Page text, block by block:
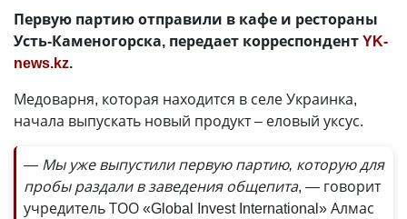
Первую партию отправили в кафе и рестораны
Усть-Каменогорска, передает корреспондентYK-
news.kz.
Медоварня, которая находится в селе Украинка,
начала выпускать новый продукт – еловый уксус.
— Мы уже выпустили первую партию, которую для
пробы раздали в заведения общепита, — говорит
учредитель ТОО «Global Invest International» Алмас